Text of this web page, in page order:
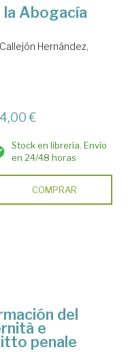
la Abogacía
Callejón Hernández,
€
Stock en librería. Envío
en 24/48 horas
COMPRAR
del
e
penale